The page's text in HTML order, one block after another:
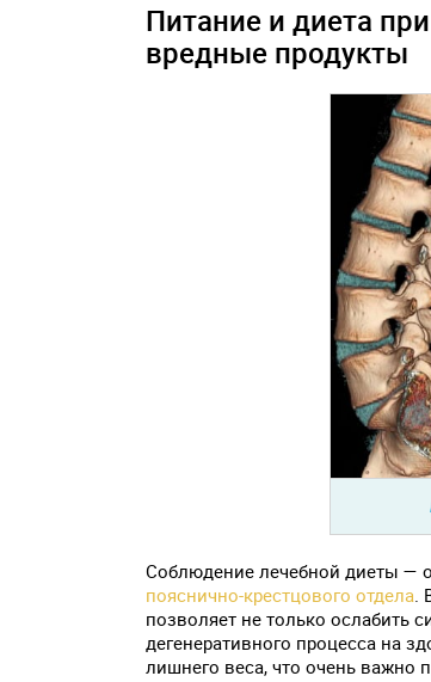
Питание и диета
вредные продукты
Соблюдение лечебной диеты —
пояснично-крестцового отдела
позволяет не только ослабить
дегенеративного процесса на
лишнего веса, что очень важно